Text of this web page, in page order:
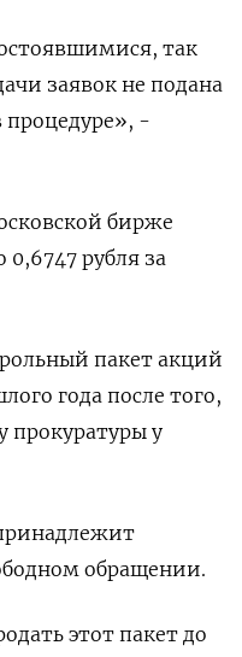
так
заявок не подана
процедуре», -
​бирже
0,6747 рубля за
​пакет акций
года после того,
прокуратуры у
обращении.
этот пакет до